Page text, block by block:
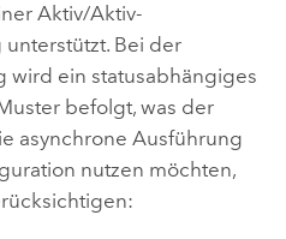
Aktiv/Aktiv-
Bei der
wird ein statusabhängiges
befolgt, was der
asynchrone Ausführung
nutzen möchten,